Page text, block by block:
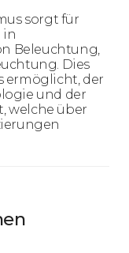
sorgt für
in
Beleuchtung,
Dies
ermöglicht, der
und der
welche über